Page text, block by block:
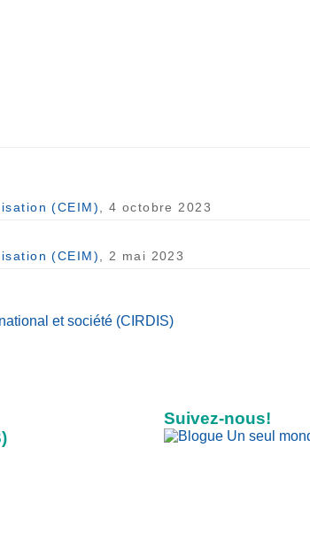
(CEIM) , 4 octobre 2023
(CEIM) , 2 mai 2023
et société (CIRDIS)
Suivez-nous!